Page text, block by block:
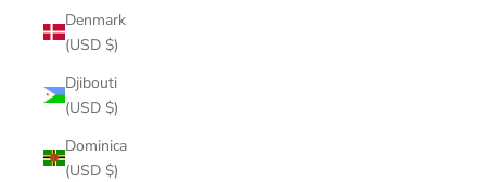
Denmark
(USD $)
Djibouti
(USD $)
Dominica
(USD $)